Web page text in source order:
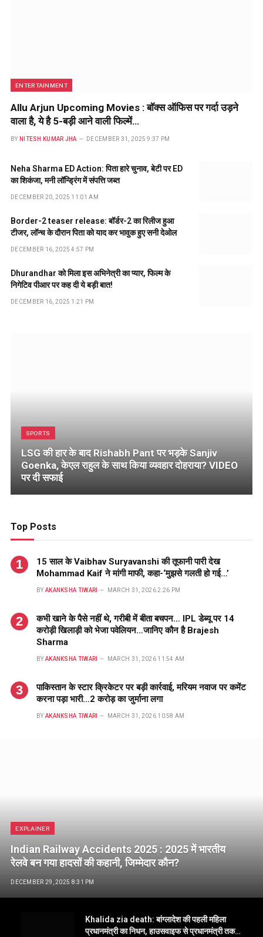
ENTERTAINMENT
Allu Arjun Upcoming Movies : बॉक्स ऑफिस पर गर्दा उड़ने
वाला है, ये है 5-बड़ी आने वाली फिल्में…
BY NITESH KUMAR JHA DECEMBER 31, 2025 9:37 PM
Neha Sharma ED Action: पिता हारे चुनाव, बेटी पर ED
का शिकंजा, मनी लॉन्ड्रिंग में संपत्ति जब्त
DECEMBER 20, 2025 11:01 AM
Border-2 teaser release: बॉर्डर-2 का रिलीज हुआ
टीजर, लॉन्च के दौरान पिता को याद कर भावुक हुए सनी देओल
DECEMBER 16, 2025 4:57 PM
Dhurandhar को मिला इस अभिनेत्री का प्यार, फिल्म के
निगेटिव पीआर पर कह दी ये बड़ी बात!
DECEMBER 16, 2025 1:21 PM
SPORTS
LSG की हार के बाद Rishabh Pant पर भड़के Sanjiv
Goenka, केएल राहुल के साथ किया व्यवहार दोहराया? VIDEO
पर दी सफाई
Top Posts
15 साल के Vaibhav Suryavanshi की तूफानी पारी देख
Mohammad Kaif ने मांगी माफी, कहा-‘मुझसे गलती हो गई…’
BY AKANKSHA TIWARI MARCH 31, 2026 2:26 PM
कभी खाने के पैसे नहीं थे, गरीबी में बीता बचपन… IPL डेब्यू पर 14
करोड़ी खिलाड़ी को भेजा पवेलियन…जानिए कौन है Brajesh
Sharma
BY AKANKSHA TIWARI MARCH 31, 2026 11:54 AM
पाकिस्तान के स्टार क्रिकेटर पर बड़ी कार्रवाई, मरियम नवाज पर कमेंट
करना पड़ा भारी…2 करोड़ का जुर्माना लगा
BY AKANKSHA TIWARI MARCH 31, 2026 10:58 AM
EXPLAINER
Indian Railway Accidents 2025 : 2025 में भारतीय
रेलवे बन गया हादसों की कहानी, जिम्मेदार कौन?
DECEMBER 29, 2025 8:31 PM
Khalida zia death: बांग्लादेश की पहली महिला
प्रधानमंत्री का निधन, हाउसवाइफ से प्रधानमंत्री तक